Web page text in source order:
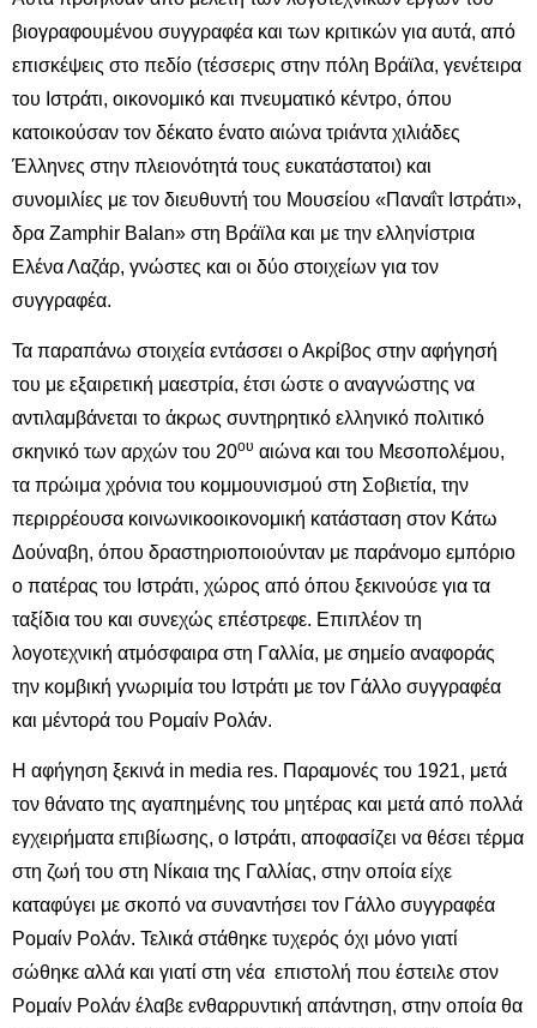
βιογραφουμένου συγγραφέα και των κριτικών για αυτά, από
επισκέψεις στο πεδίο (τέσσερις στην πόλη Βράϊλα, γενέτειρα
του Ιστράτι, οικονομικό και πνευματικό κέντρο, όπου
κατοικούσαν τον δέκατο ένατο αιώνα τριάντα χιλιάδες
Έλληνες στην πλειονότητά τους ευκατάστατοι) και
συνομιλίες με τον διευθυντή του Μουσείου «Παναΐτ Ιστράτι»,
δρα Zamphir Balan» στη Βράϊλα και με την ελληνίστρια
Ελένα Λαζάρ, γνώστες και οι δύο στοιχείων για τον
συγγραφέα.
Τα παραπάνω στοιχεία εντάσσει ο Ακρίβος στην αφήγησή
του με εξαιρετική μαεστρία, έτσι ώστε ο αναγνώστης να
αντιλαμβάνεται το άκρως συντηρητικό ελληνικό πολιτικό
σκηνικό των αρχών του 20ου αιώνα και του Μεσοπολέμου,
τα πρώιμα χρόνια του κομμουνισμού στη Σοβιετία, την
περιρρέουσα κοινωνικοοικονομική κατάσταση στον Κάτω
Δούναβη, όπου δραστηριοποιούνταν με παράνομο εμπόριο
ο πατέρας του Ιστράτι, χώρος από όπου ξεκινούσε για τα
ταξίδια του και συνεχώς επέστρεφε. Επιπλέον τη
λογοτεχνική ατμόσφαιρα στη Γαλλία, με σημείο αναφοράς
την κομβική γνωριμία του Ιστράτι με τον Γάλλο συγγραφέα
και μέντορά του Ρομαίν Ρολάν.
Η αφήγηση ξεκινά in media res. Παραμονές του 1921, μετά
τον θάνατο της αγαπημένης του μητέρας και μετά από πολλά
εγχειρήματα επιβίωσης, ο Ιστράτι, αποφασίζει να θέσει τέρμα
στη ζωή του στη Νίκαια της Γαλλίας, στην οποία είχε
καταφύγει με σκοπό να συναντήσει τον Γάλλο συγγραφέα
Ρομαίν Ρολάν. Τελικά στάθηκε τυχερός όχι μόνο γιατί
σώθηκε αλλά και γιατί στη νέα επιστολή που έστειλε στον
Ρομαίν Ρολάν έλαβε ενθαρρυντική απάντηση, στην οποία θα